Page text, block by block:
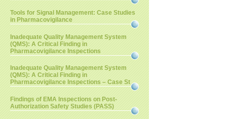
Tools for Signal Management: Case Studies
in Pharmacovigilance
Inadequate Quality Management System
(QMS): A Critical Finding in
Pharmacovigilance Inspections
Inadequate Quality Management System
(QMS): A Critical Finding in
Pharmacovigilance Inspections – Case St
Findings of EMA Inspections on Post-
Authorization Safety Studies (PASS)